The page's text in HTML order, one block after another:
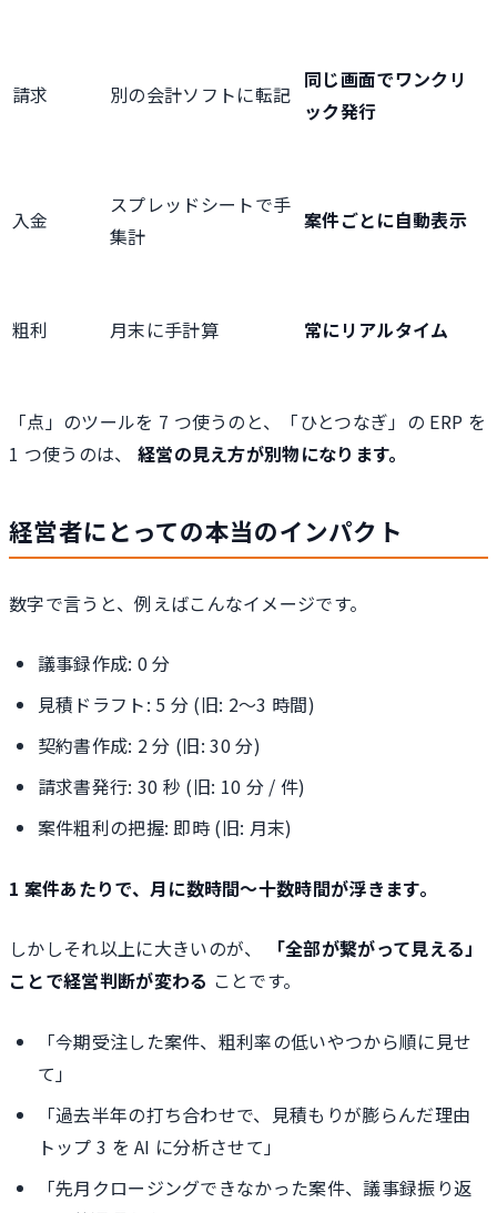
請求 別の会計ソフトに転記
同じ画面でワンクリ
ック発行
入金
スプレッドシートで手
集計
案件ごとに自動表示
粗利 月末に手計算 常にリアルタイム
「点」のツールを 7 つ使うのと、「ひとつなぎ」の ERP を
1 つ使うのは、 経営の見え方が別物になります。
経営者にとっての本当のインパクト
数字で言うと、例えばこんなイメージです。
議事録作成: 0 分
見積ドラフト: 5 分 (旧: 2〜3 時間)
契約書作成: 2 分 (旧: 30 分)
請求書発行: 30 秒 (旧: 10 分 / 件)
案件粗利の把握: 即時 (旧: 月末)
1 案件あたりで、月に数時間〜十数時間が浮きます。
しかしそれ以上に大きいのが、
「全部が繋がって見える」
ことで経営判断が変わる ことです。
「今期受注した案件、粗利率の低いやつから順に見せ
て」
「過去半年の打ち合わせで、見積もりが膨らんだ理由
トップ 3 を AI に分析させて」
「先月クロージングできなかった案件、議事録振り返